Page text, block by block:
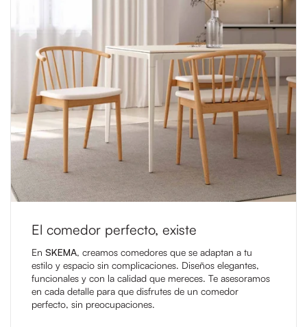
El comedor perfecto, existe
En SKEMA, creamos comedores que se adaptan a tu
estilo y espacio sin complicaciones. Diseños elegantes,
funcionales y con la calidad que mereces. Te asesoramos
en cada detalle para que disfrutes de un comedor
perfecto, sin preocupaciones.